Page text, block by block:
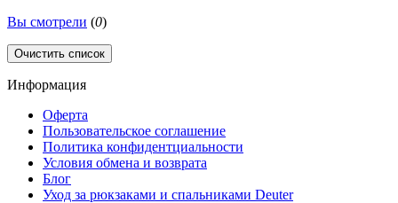
Вы смотрели (0)
Очистить список
Информация
Оферта
Пользовательское соглашение
Политика конфидентциальности
Условия обмена и возврата
Блог
Уход за рюкзаками и спальниками Deuter